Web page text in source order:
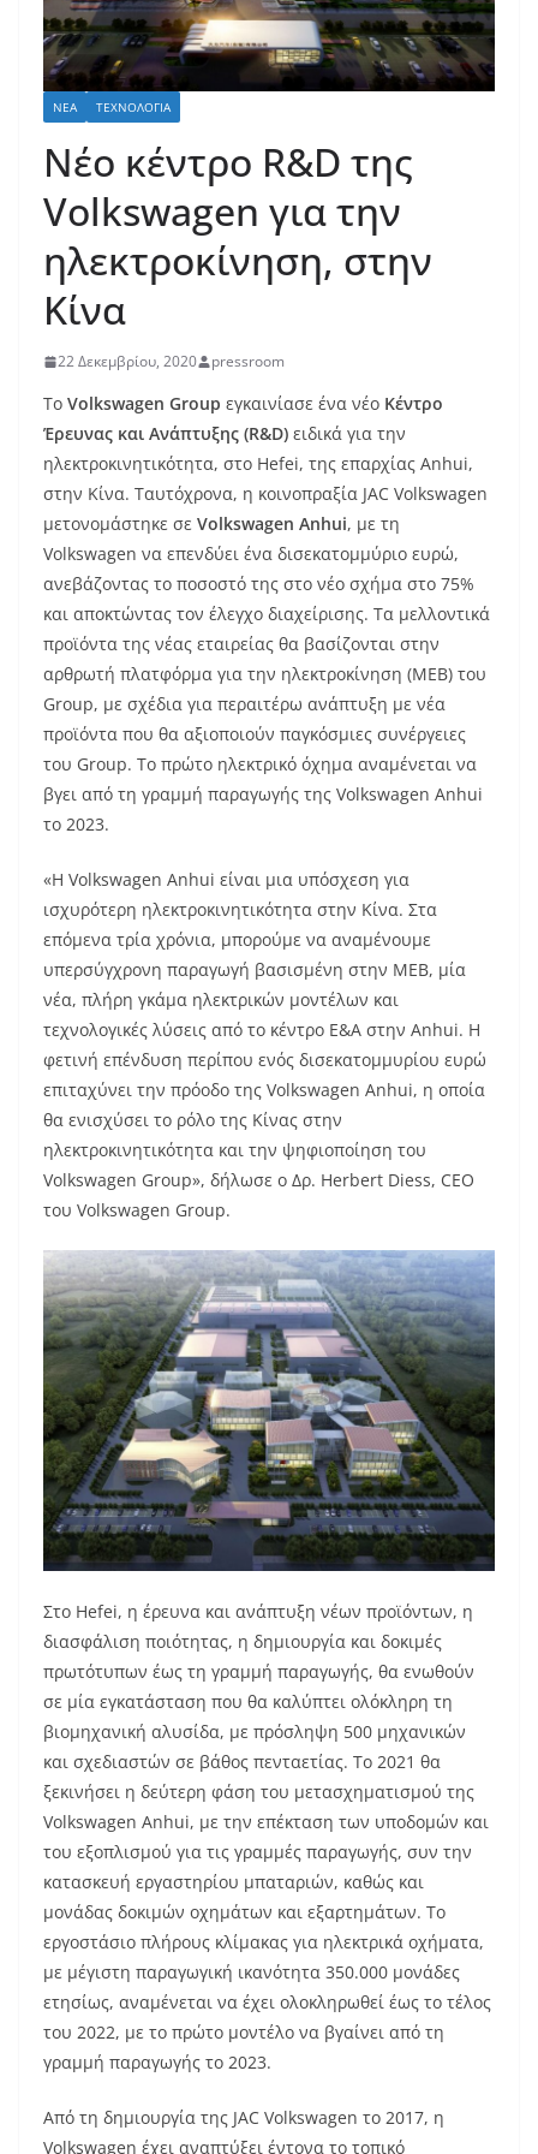
ΝΈΑ ΤΕΧΝΟΛΟΓΊΑ
Νέο κέντρο R&D της
Volkswagen για την
ηλεκτροκίνηση, στην
Κίνα
22 Δεκεμβρίου, 2020 pressroom
Το Volkswagen Group εγκαινίασε ένα νέο Κέντρο
Έρευνας και Ανάπτυξης (R&D) ειδικά για την
ηλεκτροκινητικότητα, στο Hefei, της επαρχίας Anhui,
στην Κίνα. Ταυτόχρονα, η κοινοπραξία JAC Volkswagen
μετονομάστηκε σε Volkswagen Anhui, με τη
Volkswagen να επενδύει ένα δισεκατομμύριο ευρώ,
ανεβάζοντας το ποσοστό της στο νέο σχήμα στο 75%
και αποκτώντας τον έλεγχο διαχείρισης. Τα μελλοντικά
προϊόντα της νέας εταιρείας θα βασίζονται στην
αρθρωτή πλατφόρμα για την ηλεκτροκίνηση (ΜEB) του
Group, με σχέδια για περαιτέρω ανάπτυξη με νέα
προϊόντα που θα αξιοποιούν παγκόσμιες συνέργειες
του Group. Το πρώτο ηλεκτρικό όχημα αναμένεται να
βγει από τη γραμμή παραγωγής της Volkswagen Anhui
το 2023.
«Η Volkswagen Anhui είναι μια υπόσχεση για
ισχυρότερη ηλεκτροκινητικότητα στην Κίνα. Στα
επόμενα τρία χρόνια, μπορούμε να αναμένουμε
υπερσύγχρονη παραγωγή βασισμένη στην MEB, μία
νέα, πλήρη γκάμα ηλεκτρικών μοντέλων και
τεχνολογικές λύσεις από το κέντρο Ε&Α στην Anhui. Η
φετινή επένδυση περίπου ενός δισεκατομμυρίου ευρώ
επιταχύνει την πρόοδο της Volkswagen Anhui, η οποία
θα ενισχύσει το ρόλο της Κίνας στην
ηλεκτροκινητικότητα και την ψηφιοποίηση του
Volkswagen Group», δήλωσε ο Δρ. Herbert Diess, CEO
του Volkswagen Group.
Στο Hefei, η έρευνα και ανάπτυξη νέων προϊόντων, η
διασφάλιση ποιότητας, η δημιουργία και δοκιμές
πρωτότυπων έως τη γραμμή παραγωγής, θα ενωθούν
σε μία εγκατάσταση που θα καλύπτει ολόκληρη τη
βιομηχανική αλυσίδα, με πρόσληψη 500 μηχανικών
και σχεδιαστών σε βάθος πενταετίας. Το 2021 θα
ξεκινήσει η δεύτερη φάση του μετασχηματισμού της
Volkswagen Anhui, με την επέκταση των υποδομών και
του εξοπλισμού για τις γραμμές παραγωγής, συν την
κατασκευή εργαστηρίου μπαταριών, καθώς και
μονάδας δοκιμών οχημάτων και εξαρτημάτων. Το
εργοστάσιο πλήρους κλίμακας για ηλεκτρικά οχήματα,
με μέγιστη παραγωγική ικανότητα 350.000 μονάδες
ετησίως, αναμένεται να έχει ολοκληρωθεί έως το τέλος
του 2022, με το πρώτο μοντέλο να βγαίνει από τη
γραμμή παραγωγής το 2023.
Από τη δημιουργία της JAC Volkswagen το 2017, η
Volkswagen έχει αναπτύξει έντονα το τοπικό